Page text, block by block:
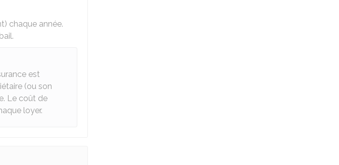
chaque année.
est
(ou son
Le coût de
loyer.